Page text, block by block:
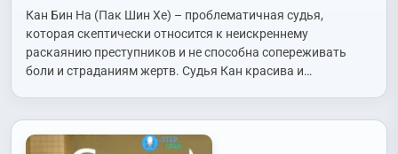
(Lee Kyu Han), Ли Гюхве (Lee Kyu Hoe)
Ли Мидо (Lee Mi Do) О Нара (Oh Na Ra)
Джонён (Park Jung Yeon)
Пак Мёнсин (Park Myung Shin)
Пак Синхе (Park Shin Hye)
Син Соннок (Shin Sung Rok)
Санджин (Han Sang Jin)
Чан Доха (Jang Do Ha)
(Jung In Gi),Чон Хадам (Jeong Ha Dam),Чхве Донгу (Choi
Dong Goo),Ян Гёнвон (Yang Kyung Won)
Кан Бин На (Пак Шин Хе) – проблематичная судья,
которая скептически относится к неискреннему
раскаянию преступников и не способна сопереживать
боли и страданиям жертв. Судья Кан красива и…